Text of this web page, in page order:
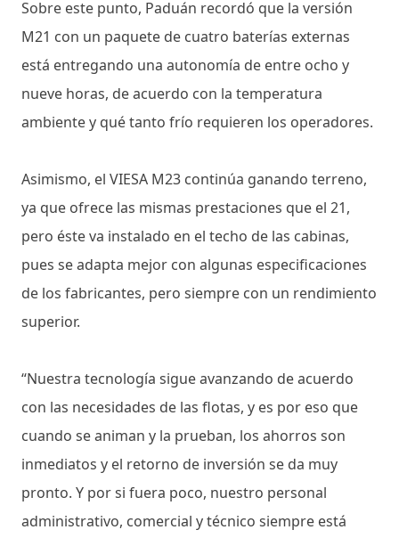
Sobre este punto, Paduán recordó que la versión
M21 con un paquete de cuatro baterías externas
está entregando una autonomía de entre ocho y
nueve horas, de acuerdo con la temperatura
ambiente y qué tanto frío requieren los operadores.
Asimismo, el VIESA M23 continúa ganando terreno,
ya que ofrece las mismas prestaciones que el 21,
pero éste va instalado en el techo de las cabinas,
pues se adapta mejor con algunas especificaciones
de los fabricantes, pero siempre con un rendimiento
superior.
“Nuestra tecnología sigue avanzando de acuerdo
con las necesidades de las flotas, y es por eso que
cuando se animan y la prueban, los ahorros son
inmediatos y el retorno de inversión se da muy
pronto. Y por si fuera poco, nuestro personal
administrativo, comercial y técnico siempre está